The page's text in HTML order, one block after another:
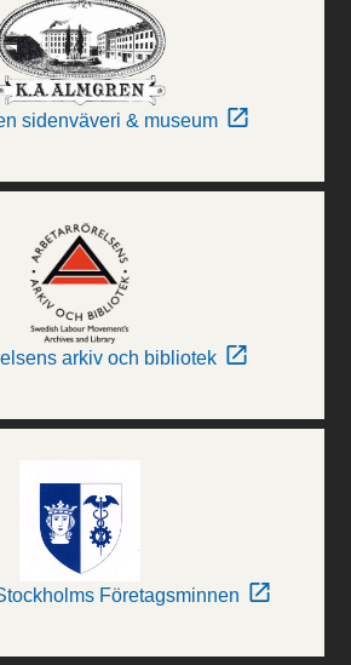
sidenväveri & museum
arkiv och bibliotek
Företagsminnen